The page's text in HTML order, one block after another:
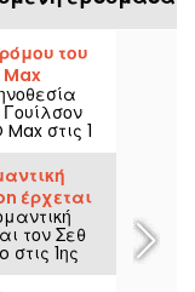
του
Max
στις 1
έρχεται
τον Σεθ
1ης